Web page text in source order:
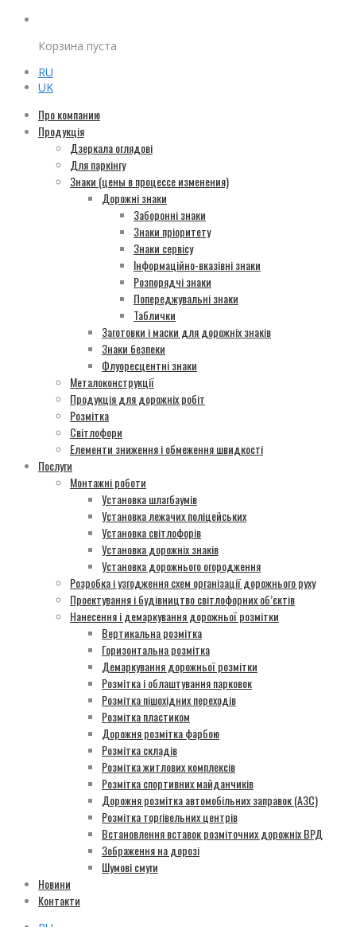
Корзина пуста
RU
UK
Про компанию
Продукція
Дзеркала оглядові
Для паркінгу
Знаки (цены в процессе изменения)
Дорожні знаки
Заборонні знаки
Знаки пріоритету
Знаки сервісу
Інформаційно-вказівні знаки
Розпорядчі знаки
Попереджувальні знаки
Таблички
Заготовки і маски для дорожніх знаків
Знаки безпеки
Флуоресцентні знаки
Металоконструкції
Продукція для дорожніх робіт
Розмітка
Світлофори
Елементи зниження і обмеження швидкості
Послуги
Монтажні роботи
Установка шлагбаумів
Установка лежачих поліцейських
Установка світлофорів
Установка дорожніх знаків
Установка дорожнього огородження
Розробка і узгодження схем організації дорожнього руху
Проектування і будівництво світлофорних об’єктів
Нанесення і демаркування дорожньої розмітки
Вертикальна розмітка
Горизонтальна розмітка
Демаркування дорожньої розмітки
Розмітка і облаштування парковок
Розмітка пішохідних переходів
Розмітка пластиком
Дорожня розмітка фарбою
Розмітка складів
Розмітка житлових комплексів
Розмітка спортивних майданчиків
Дорожня розмітка автомобільних заправок (АЗС)
Розмітка торгівельних центрів
Встановлення вставок розміточних дорожніх ВРД
Зображення на дорозі
Шумові смуги
Новини
Контакти